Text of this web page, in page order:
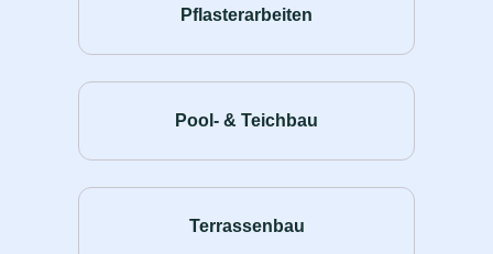
Pflasterarbeiten
Pool- & Teichbau
Terrassenbau